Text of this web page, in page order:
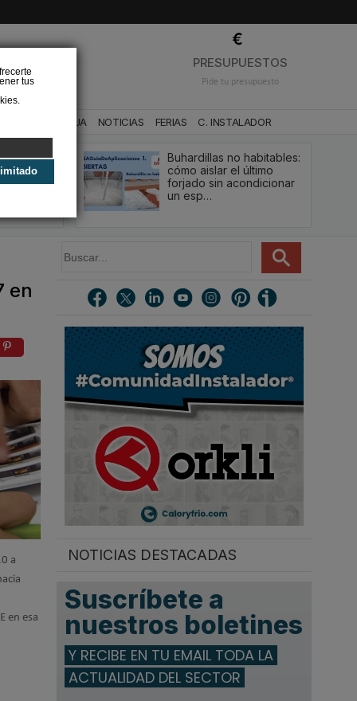
tus
PRESUPUESTOS
Pide tu presupuesto
BAÑO Y AGUA NOTICIAS FERIAS C. INSTALADOR
le va a
Buhardillas no habitables:
cómo aislar el último
forjado sin acondicionar
un esp…
en
a
en esa
u
r
NOTICIAS DESTACADAS
Suscríbete a
nuestros boletines
Y RECIBE EN TU EMAIL TODA LA
ACTUALIDAD DEL SECTOR